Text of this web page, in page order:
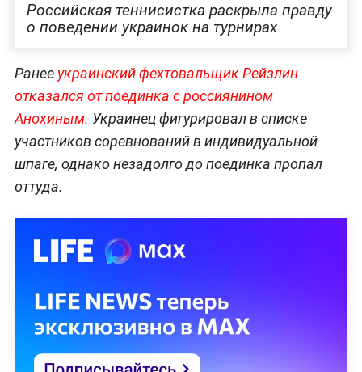
Российская теннисистка раскрыла правду
о поведении украинок на турнирах
Ранее украинский фехтовальщик Рейзлин
отказался от поединка с россиянином
Анохиным. Украинец фигурировал в списке
участников соревнований в индивидуальной
шпаге, однако незадолго до поединка пропал
оттуда.